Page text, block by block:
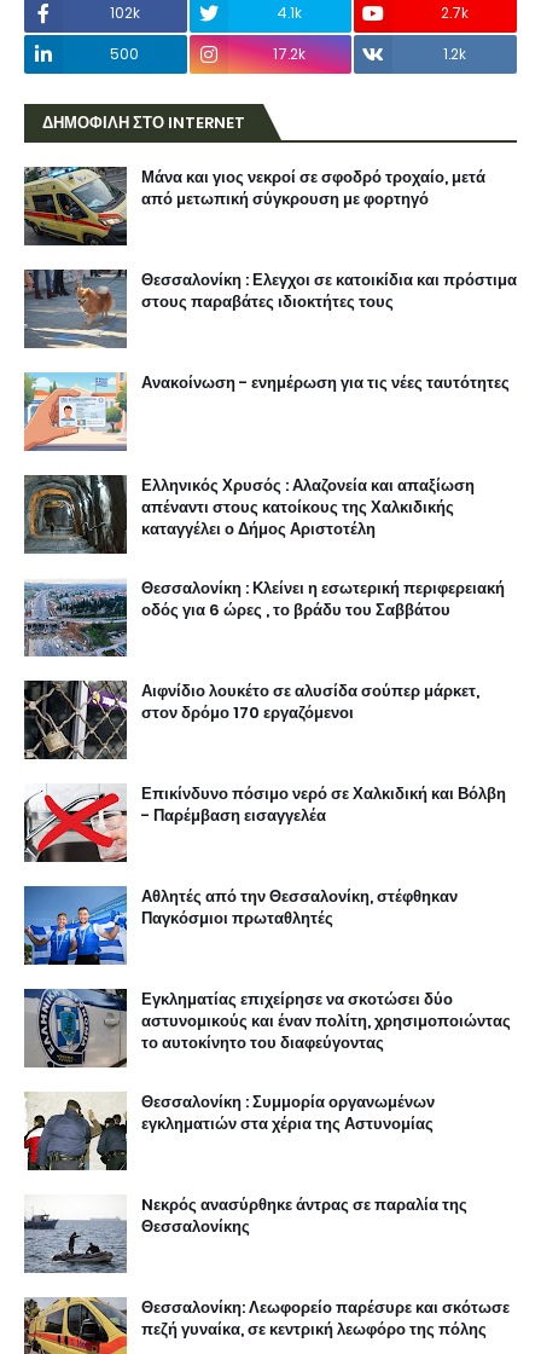
102k 4.1k
2.7k
500
17.2k 1.2k
ΔΗΜΟΦΙΛΗ ΣΤΟ INTERNET
Μάνα και γιος νεκροί σε σφοδρό τροχαίο, μετά
από μετωπική σύγκρουση με φορτηγό
Θεσσαλονίκη : Ελεγχοι σε κατοικίδια και πρόστιμα
στους παραβάτες ιδιοκτήτες τους
Ανακοίνωση - ενημέρωση για τις νέες ταυτότητες
Ελληνικός Χρυσός : Αλαζονεία και απαξίωση
απέναντι στους κατοίκους της Χαλκιδικής
καταγγέλει ο Δήμος Αριστοτέλη
Θεσσαλονίκη : Κλείνει η εσωτερική περιφερειακή
οδός για 6 ώρες , το βράδυ του Σαββάτου
Αιφνίδιο λουκέτο σε αλυσίδα σούπερ μάρκετ,
στον δρόμο 170 εργαζόμενοι
Επικίνδυνο πόσιμο νερό σε Χαλκιδική και Βόλβη
- Παρέμβαση εισαγγελέα
Αθλητές από την Θεσσαλονίκη, στέφθηκαν
Παγκόσμιοι πρωταθλητές
Εγκληματίας επιχείρησε να σκοτώσει δύο
αστυνομικούς και έναν πολίτη, χρησιμοποιώντας
το αυτοκίνητο του διαφεύγοντας
Θεσσαλονίκη : Συμμορία οργανωμένων
εγκληματιών στα χέρια της Αστυνομίας
Nεκρός ανασύρθηκε άντρας σε παραλία της
Θεσσαλονίκης
Θεσσαλονίκη: Λεωφορείο παρέσυρε και σκότωσε
πεζή γυναίκα, σε κεντρική λεωφόρο της πόλης